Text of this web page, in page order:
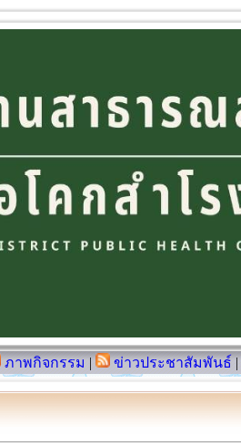
ภาพกิจกรรม | ข่าวประชาสัมพันธ์ |